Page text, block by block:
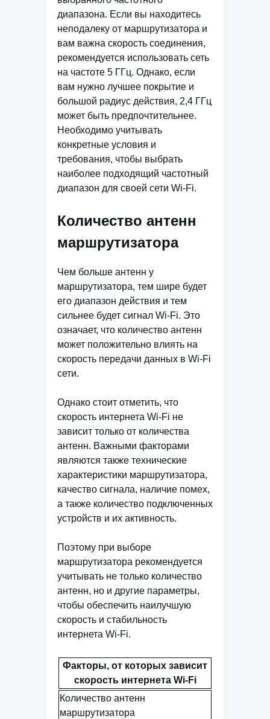
диапазона. Если вы находитесь
неподалеку от маршрутизатора и
вам важна скорость соединения,
рекомендуется использовать сеть
на частоте 5 ГГц. Однако, если
вам нужно лучшее покрытие и
большой радиус действия, 2,4 ГГц
может быть предпочтительнее.
Необходимо учитывать
конкретные условия и
требования, чтобы выбрать
наиболее подходящий частотный
диапазон для своей сети Wi-Fi.
Количество антенн
маршрутизатора
Чем больше антенн у
маршрутизатора, тем шире будет
его диапазон действия и тем
сильнее будет сигнал Wi-Fi. Это
означает, что количество антенн
может положительно влиять на
скорость передачи данных в Wi-Fi
сети.
Однако стоит отметить, что
скорость интернета Wi-Fi не
зависит только от количества
антенн. Важными факторами
являются также технические
характеристики маршрутизатора,
качество сигнала, наличие помех,
а также количество подключенных
устройств и их активность.
Поэтому при выборе
маршрутизатора рекомендуется
учитывать не только количество
антенн, но и другие параметры,
чтобы обеспечить наилучшую
скорость и стабильность
интернета Wi-Fi.
Факторы, от которых зависит
скорость интернета Wi-Fi
Количество антенн
маршрутизатора